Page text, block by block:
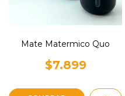
Mate Matermico Quo
$7.899